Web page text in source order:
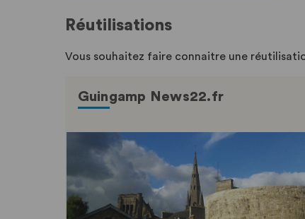
Réutilisations
Vous souhaitez faire connaitre une
Guingamp News22.fr